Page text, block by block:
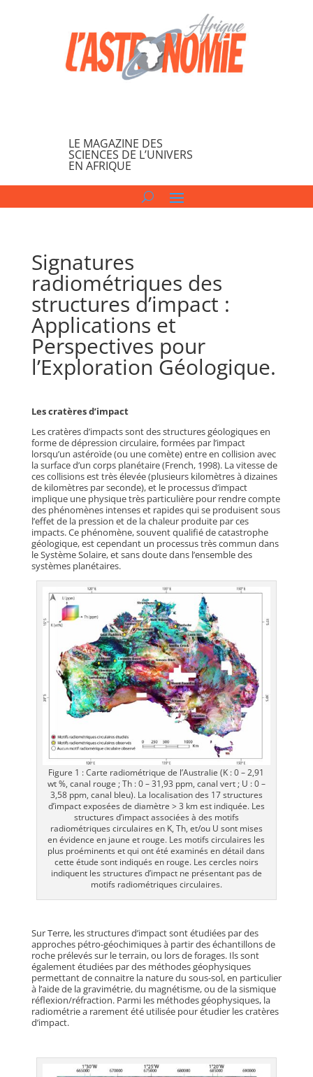
LE MAGAZINE DES
SCIENCES DE L’UNIVERS
EN AFRIQUE
Signatures
radiométriques des
structures d’impact :
Applications et
Perspectives pour
l’Exploration Géologique.
Les cratères d’impact
Les cratères d’impacts sont des structures géologiques en
forme de dépression circulaire, formées par l’impact
lorsqu’un astéroïde (ou une comète) entre en collision avec
la surface d’un corps planétaire (French, 1998). La vitesse de
ces collisions est très élevée (plusieurs kilomètres à dizaines
de kilomètres par seconde), et le processus d’impact
implique une physique très particulière pour rendre compte
des phénomènes intenses et rapides qui se produisent sous
l’effet de la pression et de la chaleur produite par ces
impacts. Ce phénomène, souvent qualifié de catastrophe
géologique, est cependant un processus très commun dans
le Système Solaire, et sans doute dans l’ensemble des
systèmes planétaires.
Figure 1 : Carte radiométrique de l’Australie (K : 0 – 2,91
wt %, canal rouge ; Th : 0 – 31,93 ppm, canal vert ; U : 0 –
3,58 ppm, canal bleu). La localisation des 17 structures
d’impact exposées de diamètre > 3 km est indiquée. Les
structures d’impact associées à des motifs
radiométriques circulaires en K, Th, et/ou U sont mises
en évidence en jaune et rouge. Les motifs circulaires les
plus proéminents et qui ont été examinés en détail dans
cette étude sont indiqués en rouge. Les cercles noirs
indiquent les structures d’impact ne présentant pas de
motifs radiométriques circulaires.
Sur Terre, les structures d’impact sont étudiées par des
approches pétro-géochimiques à partir des échantillons de
roche prélevés sur le terrain, ou lors de forages. Ils sont
également étudiées par des méthodes géophysiques
permettant de connaitre la nature du sous-sol, en particulier
à l’aide de la gravimétrie, du magnétisme, ou de la sismique
réflexion/réfraction. Parmi les méthodes géophysiques, la
radiométrie a rarement été utilisée pour étudier les cratères
d’impact.